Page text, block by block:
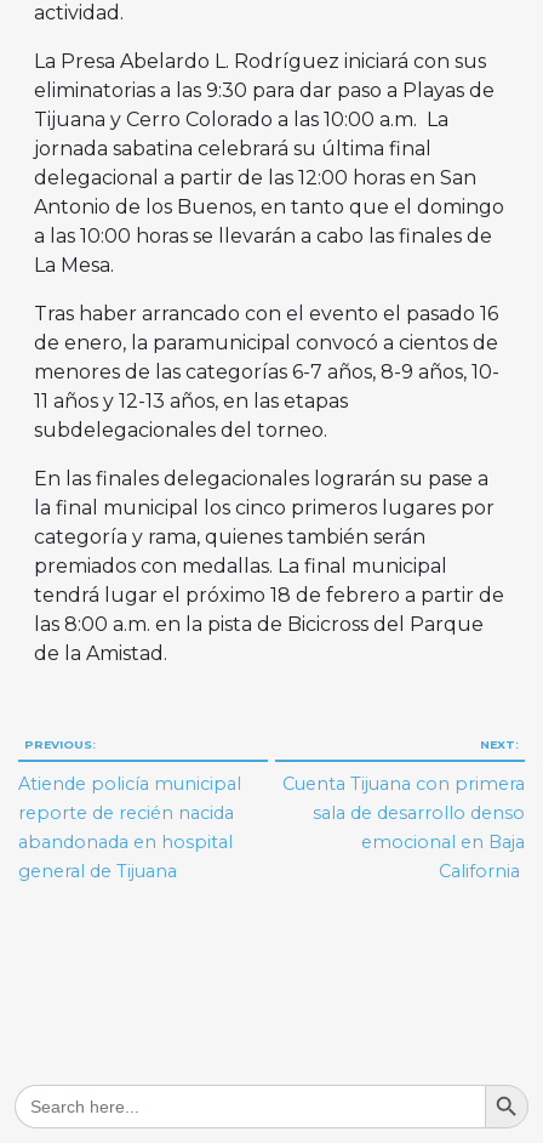
actividad.
La Presa Abelardo L. Rodríguez iniciará con sus
eliminatorias a las 9:30 para dar paso a Playas de
Tijuana y Cerro Colorado a las 10:00 a.m. La
jornada sabatina celebrará su última final
delegacional a partir de las 12:00 horas en San
Antonio de los Buenos, en tanto que el domingo
a las 10:00 horas se llevarán a cabo las finales de
La Mesa.
Tras haber arrancado con el evento el pasado 16
de enero, la paramunicipal convocó a cientos de
menores de las categorías 6-7 años, 8-9 años, 10-
11 años y 12-13 años, en las etapas
subdelegacionales del torneo.
En las finales delegacionales lograrán su pase a
la final municipal los cinco primeros lugares por
categoría y rama, quienes también serán
premiados con medallas. La final municipal
tendrá lugar el próximo 18 de febrero a partir de
las 8:00 a.m. en la pista de Bicicross del Parque
de la Amistad.
Navegación
de
entradas
PREVIOUS:
Atiende policía municipal
reporte de recién nacida
abandonada en hospital
general de Tijuana
NEXT:
Cuenta Tijuana con primera
sala de desarrollo denso
emocional en Baja
California
Search
for:
Search